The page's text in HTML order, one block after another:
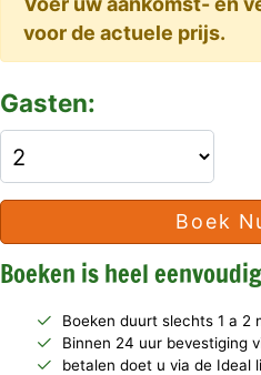
voor de actuele prijs.
Gasten:
Boek
Boeken is heel eenvoudig
Boeken duurt slechts 1 a 2
Binnen 24 uur bevestiging
betalen doet u via de Ideal